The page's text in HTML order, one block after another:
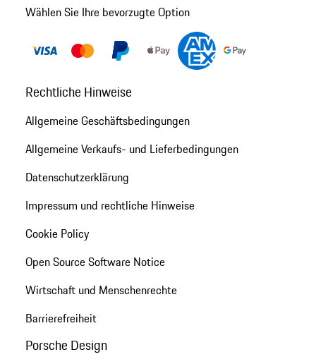
Wählen Sie Ihre bevorzugte Option
Rechtliche Hinweise
Allgemeine Geschäftsbedingungen
Allgemeine Verkaufs- und Lieferbedingungen
Datenschutzerklärung
Impressum und rechtliche Hinweise
Cookie Policy
Open Source Software Notice
Wirtschaft und Menschenrechte
Barrierefreiheit
Porsche Design